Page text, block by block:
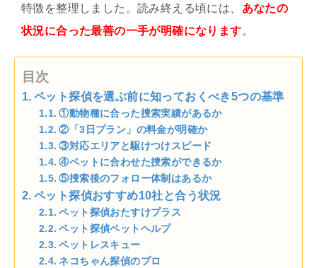
特徴を整理しました。読み終える頃には、 あなたの
状況に合った最善の一手が明確になります。
目次
ペット探偵を選ぶ前に知っておくべき5つの基準
①動物種に合った捜索実績があるか
②「3日プラン」の料金が明確か
③対応エリアと駆けつけスピード
④ペットに合わせた捜索ができるか
⑤捜索後のフォロー体制はあるか
ペット探偵おすすめ10社と合う状況
ペット探偵おたすけプラス
ペット探偵ペットヘルプ
ペットレスキュー
ネコちゃん探偵のプロ